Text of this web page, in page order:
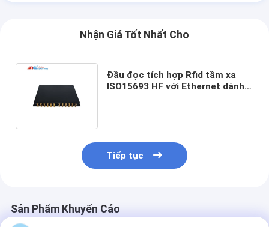
Nhận Giá Tốt Nhất Cho
Đầu đọc tích hợp Rfid tầm xa
ISO15693 HF với Ethernet dành
Tiếp tục
Sản Phẩm Khuyến Cáo